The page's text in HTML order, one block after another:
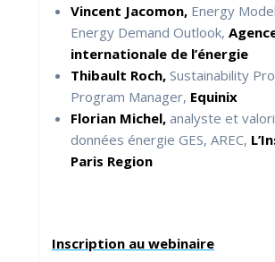
Vincent Jacomon, Energy
Energy Demand Outlook,
internationale de l’énergie
Thibault Roch, Sustainability
Program Manager, Equinix
Florian Michel, analyste et
données énergie GES, AREC,
Paris Region
Inscription au webinaire